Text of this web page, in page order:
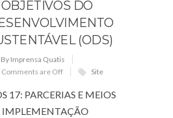
OBJETIVOS DO
(ODS)
By Imprensa Quatis
Comments are Off
Site
17: PARCERIAS E MEIOS
IMPLEMENTAÇÃO